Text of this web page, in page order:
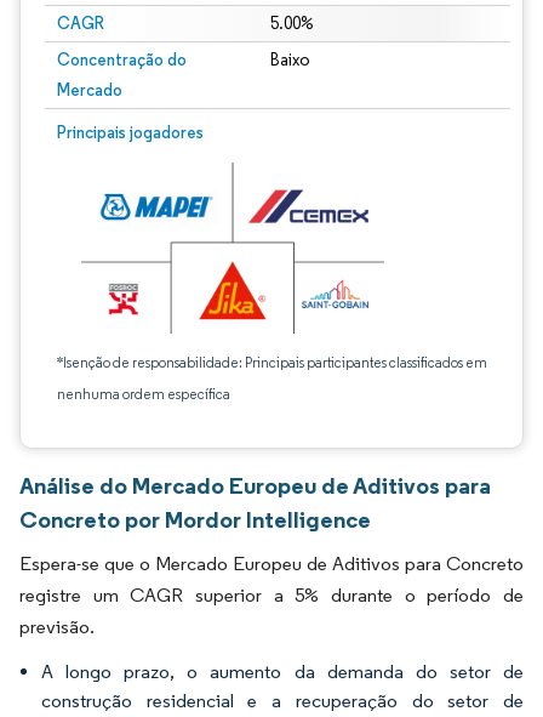
CAGR 5.00%
Concentração do
Mercado
Baixo
Principais jogadores
*Isenção de responsabilidade: Principais participantes classificados em
nenhuma ordem específica
Análise do Mercado Europeu de Aditivos para
Concreto por Mordor Intelligence
Espera-se que o Mercado Europeu de Aditivos para Concreto
registre um CAGR superior a 5% durante o período de
previsão.
A longo prazo, o aumento da demanda do setor de
construção residencial e a recuperação do setor de